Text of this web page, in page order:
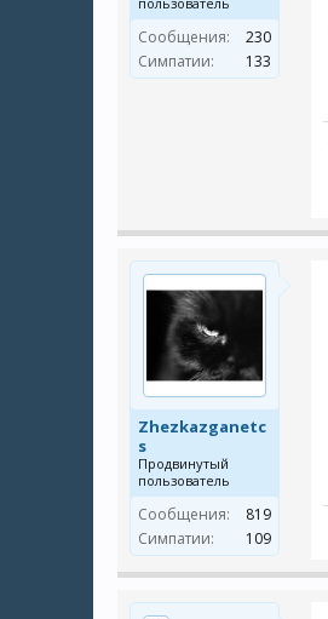
Сообщения:
230
Симпатии:
133
Zhezkazganetc
s
Продвинутый
пользователь
Сообщения:
819
Симпатии:
109